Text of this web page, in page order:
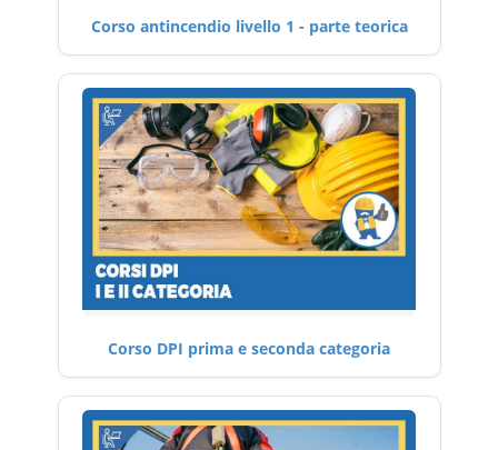
Corso antincendio livello 1 - parte teorica
Corso DPI prima e seconda categoria